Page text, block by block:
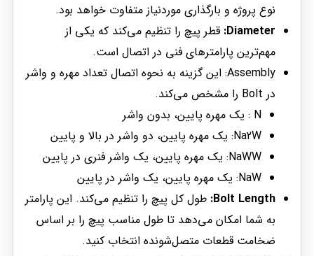
نوع پروژه و بارگذاری موردنیاز متفاوت خواهد بود.
Diameter: قطر پیچ را تنظیم می‌کند که یکی از
مهم‌ترین پارامترهای فنی در اتصال است.
Assembly: این گزینه به نحوه اتصال تعداد مهره و واشر
در Bolt را مشخص می‌کند.
N : یک مهره پایین، بدون واشر
Na2W: یک مهره پایین، دو واشر در بالا و پایین
NaWW: یک مهره پایین، یک واشر فنری در پایین
NaW: یک مهره پایین، یک واشر در پایین
Bolt Length: طول کل پیچ را تنظیم می‌کند. این پارامتر
به شما امکان می‌دهد تا طول مناسب پیچ را بر اساس
ضخامت قطعات متصل‌شونده انتخاب کنید.